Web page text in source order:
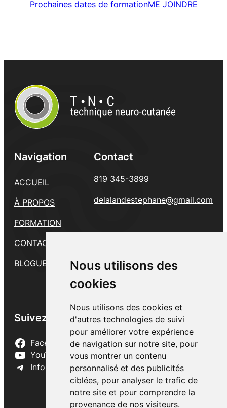
Nous utilisons des
cookies
Nous utilisons des cookies et
d'autres technologies de suivi
pour améliorer votre expérience
de navigation sur notre site, pour
vous montrer un contenu
personnalisé et des publicités
ciblées, pour analyser le trafic de
notre site et pour comprendre la
provenance de nos visiteurs.
Nous utilisons des
cookies
Nous utilisons des cookies et
d'autres technologies de suivi
pour améliorer votre expérience
de navigation sur notre site, pour
vous montrer un contenu
personnalisé et des publicités
ciblées, pour analyser le trafic de
notre site et pour comprendre la
provenance de nos visiteurs.
Nous utilisons des
cookies
Nous utilisons des cookies et
d'autres technologies de suivi
pour améliorer votre expérience
de navigation sur notre site, pour
vous montrer un contenu
personnalisé et des publicités
ciblées, pour analyser le trafic de
notre site et pour comprendre la
provenance de nos visiteurs.
Prochaines dates de formationME JOINDRE
Navigation
ACCUEIL
À PROPOS
FORMATION
CONTACT
BLOGUE
Contact
819 345-3899
delalandestephane@gmail.com
Suivez-nous
Facebook
YouTube
Infolettre